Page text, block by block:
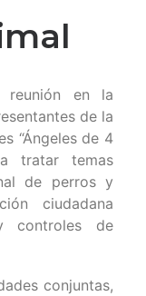
reunión en la
de la
“Ángeles de 4
tratar temas
de perros y
ciudadana
controles de
conjuntas,